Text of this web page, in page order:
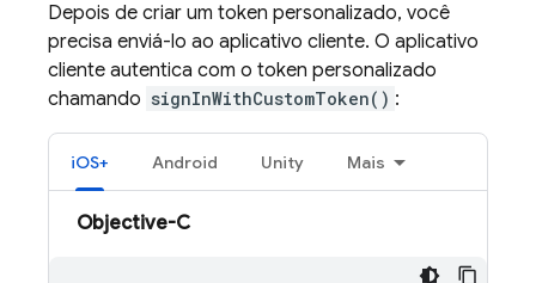
Depois de criar um token personalizado, você
precisa enviá-lo ao aplicativo cliente. O aplicativo
cliente autentica com o token personalizado
chamando signInWithCustomToken() :
iOS+ Android Unity Mais
Objective-C